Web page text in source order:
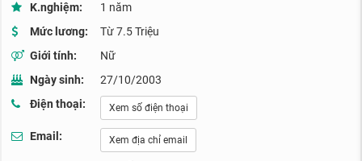
K.nghiệm:
1 năm
Mức lương:
Từ 7.5 Triệu
Giới tính:
Nữ
Ngày sinh:
27/10/2003
Điện thoại:
Xem số điện thoại
Email: Xem địa chỉ email